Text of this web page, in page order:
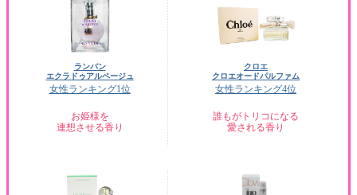
ランバン
エクラドゥアルページュ
女性ランキング1位
お姫様を
連想させる香り
クロエ
クロエオードパルファム
女性ランキング4位
誰もがトリコになる
愛される香り